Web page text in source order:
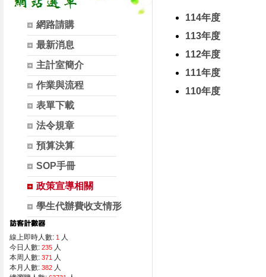
網路請購
最新消息
主計室簡介
作業與流程
表單下載
法令規章
預算決算
SOP手冊
政策宣導相關
學生代辦費收支情形
線上即時人數: 1 人
今日人數: 235 人
本周人數: 371 人
本月人數: 382 人
114年度
113年度
112年度
111年度
110年度